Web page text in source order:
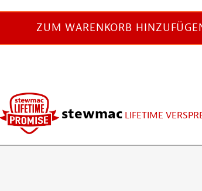
ZUM WARENKORB
stewmac LIFETIME